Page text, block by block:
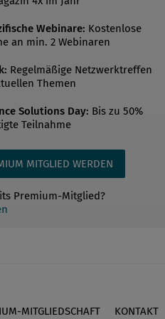
Webinare: Kostenlose
an min. 2 Webinaren
Regelmäßige Netzwerktreffen
Themen
Solutions Day: Bis zu 50%
Teilnahme
MITGLIED WERDEN
Premium-Mitglied?
MITGLIEDSCHAFT KONTAKT